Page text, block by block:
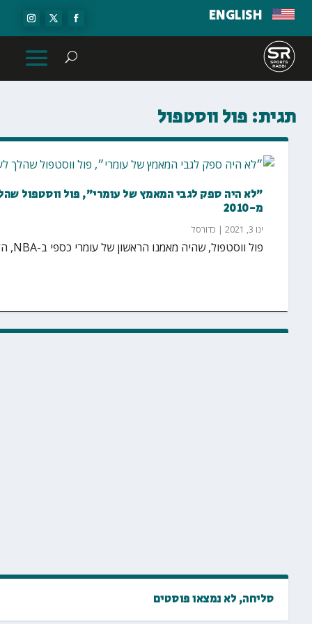
ENGLISH
תגית: פול ווסטפול
מ-2010
ינו 3, 2021 | כדורסל
פול ווסטפול, שהיה מאמנו הראשון של עומרי כספי ב-NBA, הלך לעולמו לאחר מאבק ממושך במחלת הסרטן....
סליחה, לא נמצאו פוסטים